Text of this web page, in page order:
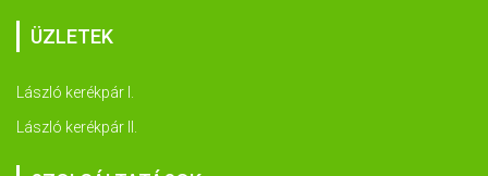
ÜZLETEK
László kerékpár I.
László kerékpár II.